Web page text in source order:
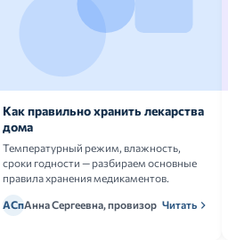
Как правильно хранить лекарства
дома
Температурный режим, влажность,
сроки годности — разбираем основные
правила хранения медикаментов.
АСпАнна Сергеевна, провизор Читать